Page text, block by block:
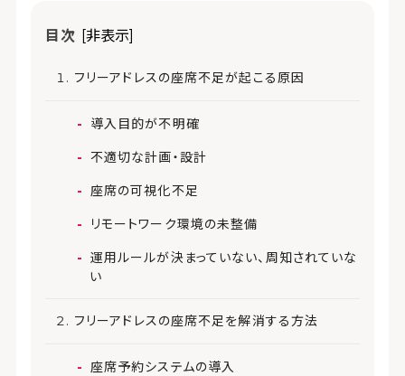
目次 [非表示]
フリーアドレスの座席不足が起こる原因
導入目的が不明確
不適切な計画・設計
座席の可視化不足
リモートワーク環境の未整備
運用ルールが決まっていない、周知されていな
い
フリーアドレスの座席不足を解消する方法
座席予約システムの導入